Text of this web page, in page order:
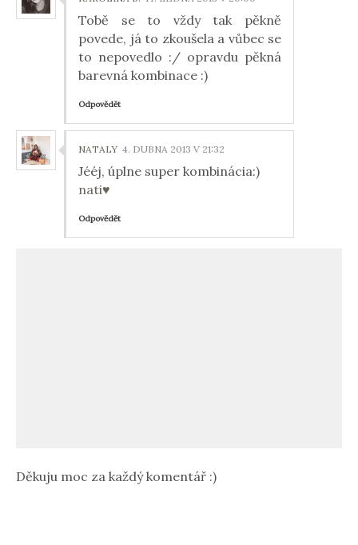
Tobě se to vždy tak pěkně
povede, já to zkoušela a vůbec se
to nepovedlo :/ opravdu pěkná
barevná kombinace :)
Odpovědět
NATALY 4. DUBNA 2013 V 21:32
Jééj, úplne super kombinácia:)
nati♥
Odpovědět
Děkuju moc za každý komentář :)